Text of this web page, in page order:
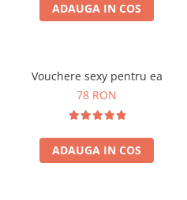
ADAUGA IN COS
Vouchere sexy pentru ea
78 RON
ADAUGA IN COS